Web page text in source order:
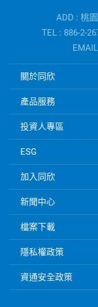
訊
ADD : 桃
TEL : 886-2-
子
速
結
關於同欣
產品服務
投資人專區
ESG
加入同欣
新聞中心
檔案下載
隱私權政策
資通安全政策